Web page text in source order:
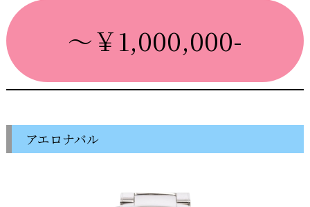
～￥1,000,000-
アエロナバル